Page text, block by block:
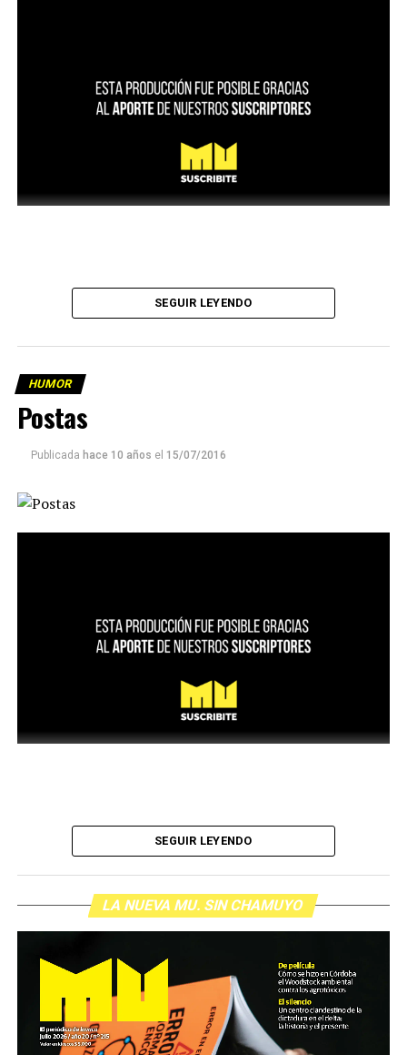
SEGUIR LEYENDO
HUMOR
Postas
Publicada hace 10 años el 15/07/2016
SEGUIR LEYENDO
LA NUEVA MU. SIN CHAMUYO